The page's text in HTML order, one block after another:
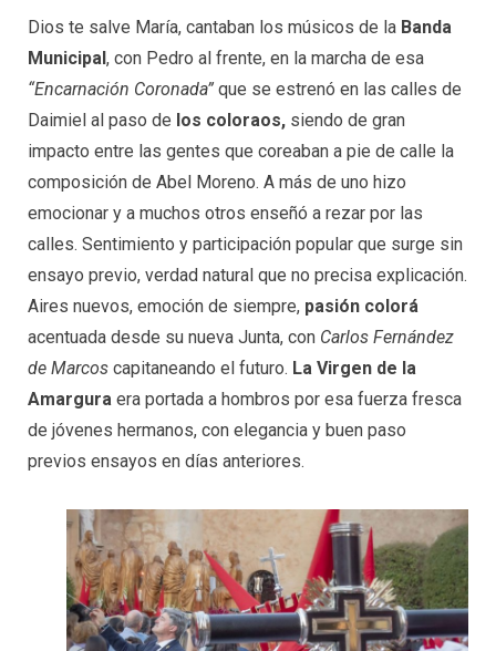
Dios te salve María, cantaban los músicos de la Banda
Municipal, con Pedro al frente, en la marcha de esa
“Encarnación Coronada” que se estrenó en las calles de
Daimiel al paso de los coloraos, siendo de gran
impacto entre las gentes que coreaban a pie de calle la
composición de Abel Moreno. A más de uno hizo
emocionar y a muchos otros enseñó a rezar por las
calles. Sentimiento y participación popular que surge sin
ensayo previo, verdad natural que no precisa explicación.
Aires nuevos, emoción de siempre, pasión colorá
acentuada desde su nueva Junta, con Carlos Fernández
de Marcos capitaneando el futuro. La Virgen de la
Amargura era portada a hombros por esa fuerza fresca
de jóvenes hermanos, con elegancia y buen paso
previos ensayos en días anteriores.